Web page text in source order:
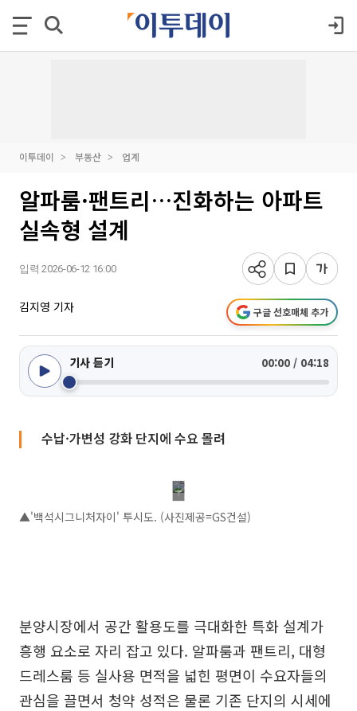
이투데이 부동산 업계
알파룸·팬트리…진화하는 아파트
실속형 설계
입력 2026-06-12 16:00
김지영 기자 구글 선호매체 추가
기사 듣기 00:00 / 04:18
수납·가변성 강화 단지에 수요 몰려
▲'백석시그니처자이' 투시도. (사진제공=GS건설)
분양시장에서 공간 활용도를 극대화한 특화 설계가
흥행 요소로 자리 잡고 있다. 알파룸과 팬트리, 대형
드레스룸 등 실사용 면적을 넓힌 평면이 수요자들의
관심을 끌면서 청약 성적은 물론 기존 단지의 시세에